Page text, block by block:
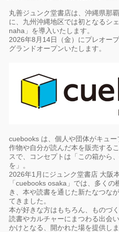
丸善ジュンク堂書店は、沖縄県那
に、九州沖縄地区では初となるシ
naha」を導入いたします。
2026年8月14日（金）にプレオー
グランドオープンいたします。
cuebooks は、個人や団体がキュ
作物や自分が読んだ本を販売する
スで、コンセプトは「この箱から
を」。
2026年1月にジュンク堂書店 大阪
「cuebooks osaka」では、多く
き、本や読書を通じた新たなつな
てきました。
本が好きな方はもちろん、ものづ
読書やカルチャーにまつわる出会
かけとなる、開かれた場を提供しま